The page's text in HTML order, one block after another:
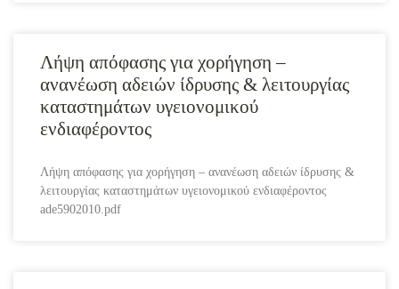
Λήψη απόφασης για χορήγηση –
ανανέωση αδειών ίδρυσης & λειτουργίας
καταστημάτων υγειονομικού
ενδιαφέροντος
Λήψη απόφασης για χορήγηση – ανανέωση αδειών ίδρυσης &
λειτουργίας καταστημάτων υγειονομικού ενδιαφέροντος
ade5902010.pdf